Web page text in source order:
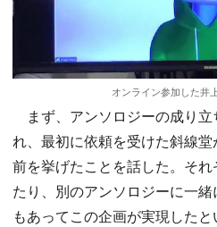
オンライン参加した井
まず、アンソロジーの成り立
れ、最初に依頼を受けた斜線
前を挙げたことを話した。そ
たり、別のアンソロジーに一
もあってこの企画が実現したと